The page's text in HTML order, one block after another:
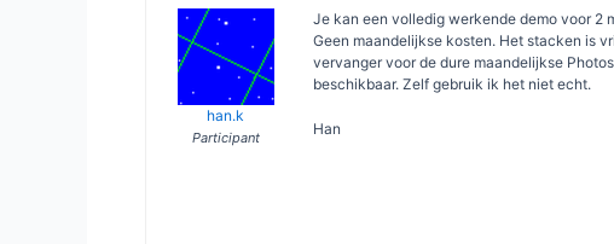
han.k
Participant
Je kan een volledig werkende demo voor 2
Geen maandelijkse kosten. Het stacken is
vervanger voor de dure maandelijkse
beschikbaar. Zelf gebruik ik het niet echt.
Han